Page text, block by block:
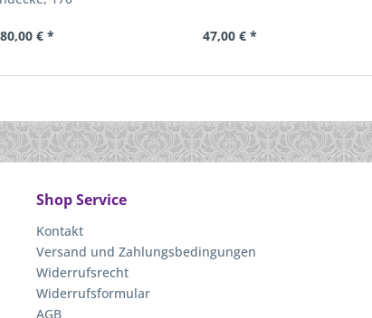
€ * 47,00 € *
Shop Service
Kontakt
Versand und Zahlungsbedingungen
Widerrufsrecht
Widerrufsformular
AGB